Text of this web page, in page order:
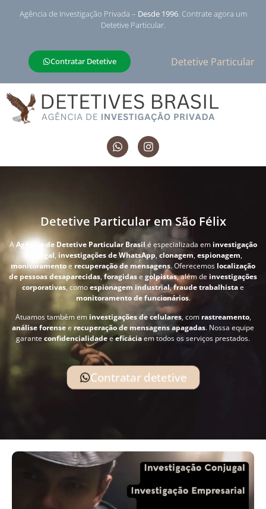
Agência de Investigação Privada – Desde 1996. Contrate agora um
Detetive Particular.
Contratar Detetive Detetive Particular
Detetive Particular em São Félix
AAgência de Detetive Particular Brasil é especializada em investigação
conjugal, investigações de WhatsApp, clonagem,espionagem,
monitoramentoe recuperação de mensagens. Oferecemos localização
de pessoas desaparecidas, foragidase golpistas, além de investigações
corporativas, comoespionagem industrial,fraude trabalhistae
monitoramento de funcionários.
Atuamos também em investigações de celulares, com rastreamento,
análise forensee recuperação de mensagens apagadas. Nossa equipe
garante confidencialidadeeeficáciaem todos os serviços prestados.
Contratar detetive